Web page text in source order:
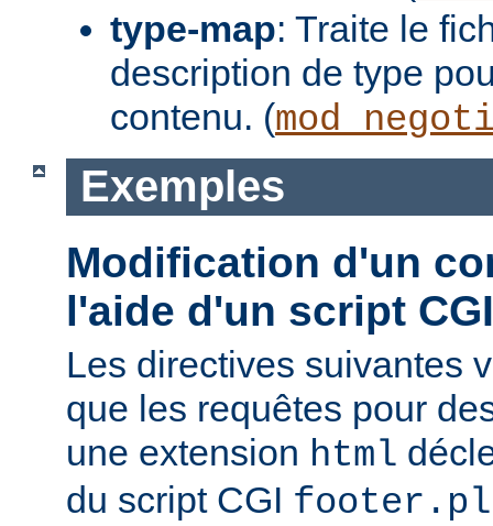
type-map: Traite le
description de type
contenu. (
Exemples
Modification d'un
l'aide d'un script CGI
Les directives suivantes
que les requêtes pour
une extension html
du script CGI footer.pl